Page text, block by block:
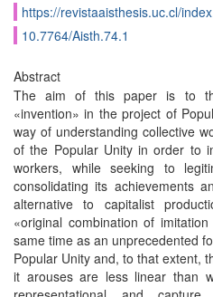
https://revistaaisthesis.uc.cl/
10.7764/Aisth.74.1
Abstract
The aim of this paper is to
«invention» in the project of
way of understanding collective
of the Popular Unity in order to
workers, while seeking to
consolidating its achievements
alternative to capitalist
«original combination of
same time as an unprecedented
Popular Unity and, to that extent,
it arouses are less linear than